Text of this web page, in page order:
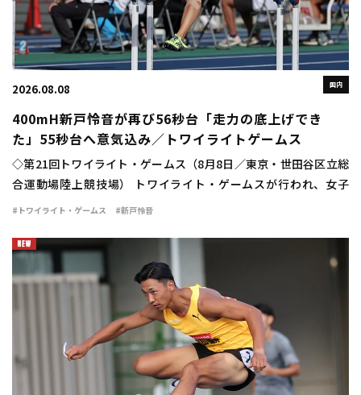
国内
2026.08.08
400mH新戸怜音が再び56秒台「走力の底上げでき
た」55秒台へ意気込み／トワイライトゲームス
◇第21回トワイライト・ゲームス（8月8日／東京・世田谷区立総
合運動場陸上競技場） トワイライト・ゲームスが行われ、女子
400mハードルは新戸怜音（VIDA）が56秒75の自己新で優勝し
#トワイライト・ゲームス #新戸怜音